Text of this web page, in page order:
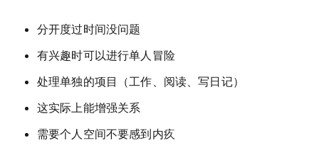
分开度过时间没问题
有兴趣时可以进行单人冒险
处理单独的项目（工作、阅读、写日记）
这实际上能增强关系
需要个人空间不要感到内疚